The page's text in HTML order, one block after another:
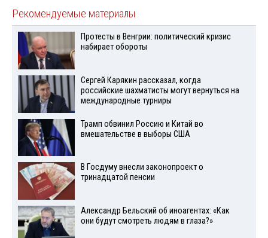
Рекомендуемые материалы
Протесты в Венгрии: политический кризис
набирает обороты
Сергей Карякин рассказал, когда
российские шахматисты могут вернуться на
международные турниры
Трамп обвинил Россию и Китай во
вмешательстве в выборы США
В Госдуму внесли законопроект о
тринадцатой пенсии
Александр Бельский об иноагентах: «Как
они будут смотреть людям в глаза?»